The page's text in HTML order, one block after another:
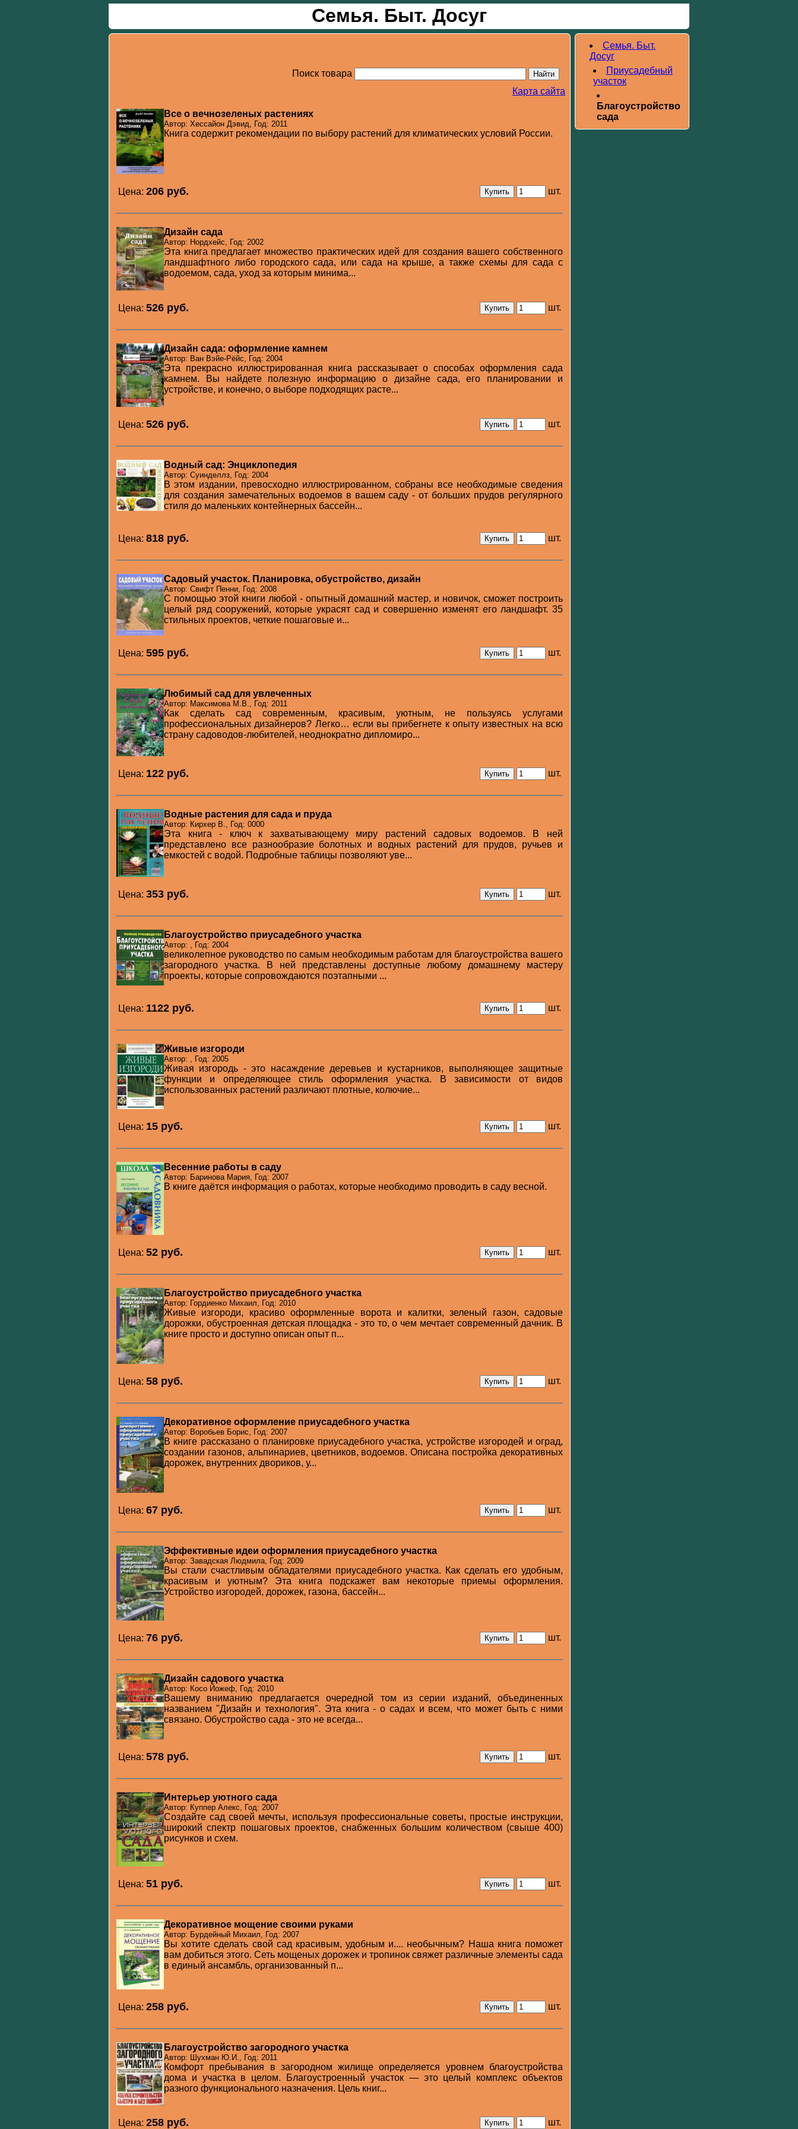
Семья. Быт. Досуг
Поиск товара
Карта сайта
Все о вечнозеленых растениях
Автор: Хессайон Дэвид, Год: 2011
Книга содержит рекомендации по выбору растений для климатических условий России.
Цена: 206 pуб. шт.
Дизайн сада
Автор: Нордхейс, Год: 2002
Эта книга предлагает множество практических идей для создания вашего собственного
ландшафтного либо городского сада, или сада на крыше, а также схемы для сада с
водоемом, сада, уход за которым минима...
Цена: 526 pуб. шт.
Дизайн сада: оформление камнем
Автор: Ван Вэйе-Рёйс, Год: 2004
Эта прекрасно иллюстрированная книга рассказывает о способах оформления сада
камнем. Вы найдете полезную информацию о дизайне сада, его планировании и
устройстве, и конечно, о выборе подходящих расте...
Цена: 526 pуб. шт.
Водный сад: Энциклопедия
Автор: Суинделлз, Год: 2004
В этом издании, превосходно иллюстрированном, собраны все необходимые сведения
для создания замечательных водоемов в вашем саду - от больших прудов регулярного
стиля до маленьких контейнерных бассейн...
Цена: 818 pуб. шт.
Садовый участок. Планировка, обустройство, дизайн
Автор: Свифт Пенни, Год: 2008
С помощью этой книги любой - опытный домашний мастер, и новичок, сможет построить
целый ряд сооружений, которые украсят сад и совершенно изменят его ландшафт. 35
стильных проектов, четкие пошаговые и...
Цена: 595 pуб. шт.
Любимый сад для увлеченных
Автор: Максимова М.В., Год: 2011
Как сделать сад современным, красивым, уютным, не пользуясь услугами
профессиональных дизайнеров? Легко… если вы прибегнете к опыту известных на всю
страну садоводов-любителей, неоднократно дипломиро...
Цена: 122 pуб. шт.
Водные растения для сада и пруда
Автор: Кирхер В., Год: 0000
Эта книга - ключ к захватывающему миру растений садовых водоемов. В ней
представлено все разнообразие болотных и водных растений для прудов, ручьев и
емкостей с водой. Подробные таблицы позволяют уве...
Цена: 353 pуб. шт.
Благоустройство приусадебного участка
Автор: , Год: 2004
великолепное руководство по самым необходимым работам для благоустройства вашего
загородного участка. В ней представлены доступные любому домашнему мастеру
проекты, которые сопровождаются поэтапными ...
Цена: 1122 pуб. шт.
Живые изгороди
Автор: , Год: 2005
Живая изгородь - это насаждение деревьев и кустарников, выполняющее защитные
функции и определяющее стиль оформления участка. В зависимости от видов
использованных растений различают плотные, колючие...
Цена: 15 pуб. шт.
Весенние работы в саду
Автор: Баринова Мария, Год: 2007
В книге даётся информация о работах, которые необходимо проводить в саду весной.
Цена: 52 pуб. шт.
Благоустройство приусадебного участка
Автор: Гордиенко Михаил, Год: 2010
Живые изгороди, красиво оформленные ворота и калитки, зеленый газон, садовые
дорожки, обустроенная детская площадка - это то, о чем мечтает современный дачник. В
книге просто и доступно описан опыт п...
Цена: 58 pуб. шт.
Декоративное оформление приусадебного участка
Автор: Воробьев Борис, Год: 2007
В книге рассказано о планировке приусадебного участка, устройстве изгородей и оград,
создании газонов, альпинариев, цветников, водоемов. Описана постройка декоративных
дорожек, внутренних двориков, у...
Цена: 67 pуб. шт.
Эффективные идеи оформления приусадебного участка
Автор: Завадская Людмила, Год: 2009
Вы стали счастливым обладателями приусадебного участка. Как сделать его удобным,
красивым и уютным? Эта книга подскажет вам некоторые приемы оформления.
Устройство изгородей, дорожек, газона, бассейн...
Цена: 76 pуб. шт.
Дизайн садового участка
Автор: Косо Йожеф, Год: 2010
Вашему вниманию предлагается очередной том из серии изданий, объединенных
названием "Дизайн и технология". Эта книга - о садах и всем, что может быть с ними
связано. Обустройство сада - это не всегда...
Цена: 578 pуб. шт.
Интерьер уютного сада
Автор: Куппер Алекс, Год: 2007
Создайте сад своей мечты, используя профессиональные советы, простые инструкции,
широкий спектр пошаговых проектов, снабженных большим количеством (свыше 400)
рисунков и схем.
Цена: 51 pуб. шт.
Декоративное мощение своими руками
Автор: Бурдейный Михаил, Год: 2007
Вы хотите сделать свой сад красивым, удобным и.... необычным? Наша книга поможет
вам добиться этого. Сеть мощеных дорожек и тропинок свяжет различные элементы сада
в единый ансамбль, организованный п...
Цена: 258 pуб. шт.
Благоустройство загородного участка
Автор: Шухман Ю.И., Год: 2011
Комфорт пребывания в загородном жилище определяется уровнем благоустройства
дома и участка в целом. Благоустроенный участок — это целый комплекс объектов
разного функционального назначения. Цель книг...
Цена: 258 pуб. шт.
Семья. Быт.
Досуг
Приусадебный
участок
Благоустройство
сада